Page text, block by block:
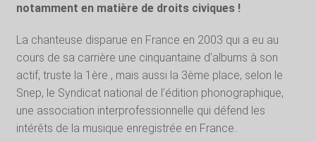
notamment en matière de droits civiques !
La chanteuse disparue en France en 2003 qui a eu au
cours de sa carrière une cinquantaine d’albums à son
actif, truste la 1ère , mais aussi la 3ème place, selon le
Snep, le Syndicat national de l’édition phonographique,
une association interprofessionnelle qui défend les
intérêts de la musique enregistrée en France..